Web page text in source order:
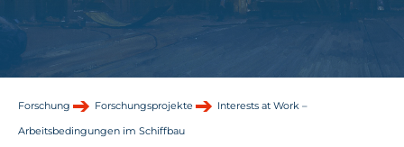
Forschung Forschungsprojekte Interests at Work –
Arbeitsbedingungen im Schiffbau